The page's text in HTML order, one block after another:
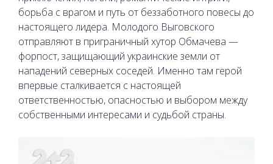
борьба с врагом и путь от беззаботного повесы до
настоящего лидера. Молодого Выговского
отправляют в приграничный хутор Обмачева —
форпост, защищающий украинские земли от
нападений северных соседей. Именно там герой
впервые сталкивается с настоящей
ответственностью, опасностью и выбором между
собственными интересами и судьбой страны.